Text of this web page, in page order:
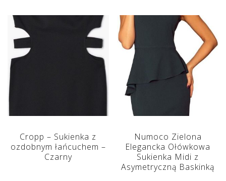
Cropp – Sukienka z
ozdobnym łańcuchem –
Czarny
Numoco Zielona
Elegancka Ołówkowa
Sukienka Midi z
Asymetryczną Baskinką